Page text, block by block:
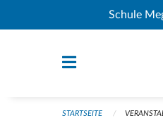
Navigation überspringen
Schule
STARTSEITE